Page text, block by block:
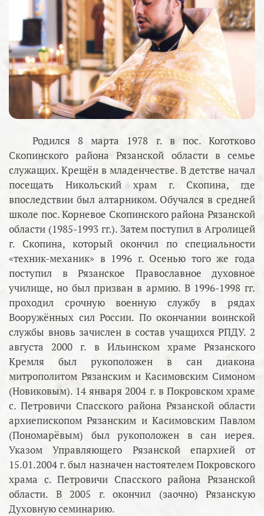
Родился 8 марта 1978 г. в пос. Коготково
Скопинского района Рязанской области в семье
служащих. Крещён в младенчестве. В детстве начал
посещать Никольский храм г. Скопина, где
впоследствии был алтарником. Обучался в средней
школе пос. Корневое Скопинского района Рязанской
области (1985-1993 гг.). Затем поступил в Агролицей
г. Скопина, который окончил по специальности
«техник-механик» в 1996 г. Осенью того же года
поступил в Рязанское Православное духовное
училище, но был призван в армию. В 1996-1998 гг.
проходил срочную военную службу в рядах
Вооружённых сил России. По окончании воинской
службы вновь зачислен в состав учащихся РПДУ. 2
августа 2000 г. в Ильинском храме Рязанского
Кремля был рукоположен в сан диакона
митрополитом Рязанским и Касимовским Симоном
(Новиковым). 14 января 2004 г. в Покровском храме
с. Петровичи Спасского района Рязанской области
архиепископом Рязанским и Касимовским Павлом
(Пономарёвым) был рукоположен в сан иерея.
Указом Управляющего Рязанской епархией от
15.01.2004 г. был назначен настоятелем Покровского
храма с. Петровичи Спасского района Рязанской
области. В 2005 г. окончил (заочно) Рязанскую
Духовную семинарию.